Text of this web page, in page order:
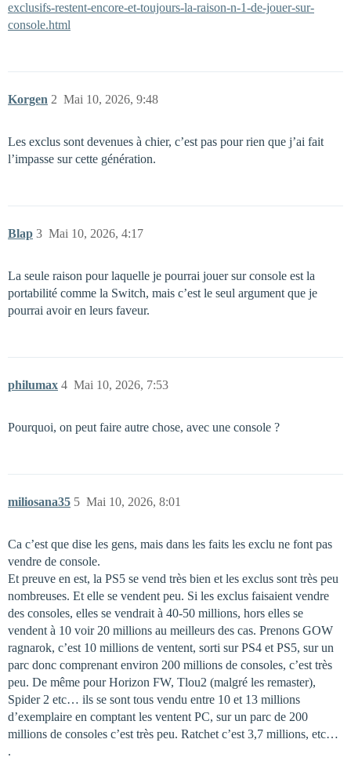
exclusifs-restent-encore-et-toujours-la-raison-n-1-de-jouer-sur-
console.html
Korgen Mai 10, 2026, 9:48
2
Les exclus sont devenues à chier, c’est pas pour rien que j’ai fait
l’impasse sur cette génération.
Blap Mai 10, 2026, 4:17
3
La seule raison pour laquelle je pourrai jouer sur console est la
portabilité comme la Switch, mais c’est le seul argument que je
pourrai avoir en leurs faveur.
philumax Mai 10, 2026, 7:53
4
Pourquoi, on peut faire autre chose, avec une console ?
miliosana35 Mai 10, 2026, 8:01
5
Ca c’est que dise les gens, mais dans les faits les exclu ne font pas
vendre de console.
Et preuve en est, la PS5 se vend très bien et les exclus sont très peu
nombreuses. Et elle se vendent peu. Si les exclus faisaient vendre
des consoles, elles se vendrait à 40-50 millions, hors elles se
vendent à 10 voir 20 millions au meilleurs des cas. Prenons GOW
ragnarok, c’est 10 millions de ventent, sorti sur PS4 et PS5, sur un
parc donc comprenant environ 200 millions de consoles, c’est très
peu. De même pour Horizon FW, Tlou2 (malgré les remaster),
Spider 2 etc… ils se sont tous vendu entre 10 et 13 millions
d’exemplaire en comptant les ventent PC, sur un parc de 200
millions de consoles c’est très peu. Ratchet c’est 3,7 millions, etc…
.